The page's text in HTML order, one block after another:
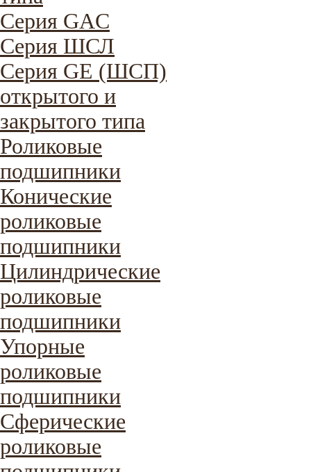
Серия GAC
Cерия ШСЛ
Серия GE (ШСП)
открытого и
закрытого типа
Роликовые
подшипники
Конические
роликовые
подшипники
Цилиндрические
роликовые
подшипники
Упорные
роликовые
подшипники
Сферические
роликовые